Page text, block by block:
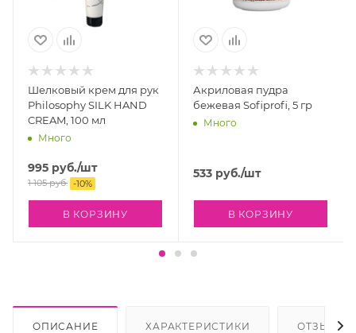
Шелковый крем для рук
Philosophy SILK HAND
CREAM, 100 мл
Много
995 руб./шт
1 105руб. -10%
В КОРЗИНУ
Акриловая пудра
бежевая Sofiprofi, 5 гр
Много
533 руб./шт
В КОРЗИНУ
ОПИСАНИЕ ХАРАКТЕРИСТИКИ ОТЗЫВЫ